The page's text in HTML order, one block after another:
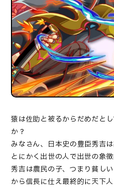
猿は佐助と被るからだめだと
か？
みなさん、日本史の豊臣秀吉は
とにかく出世の人で出世の象徴
秀吉は農民の子、つまり貧し
から信長に仕え最終的に天下